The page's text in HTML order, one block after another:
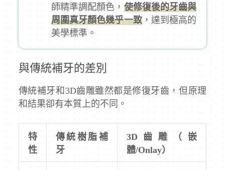
師精準調配顏色， 使修復後的牙齒與
周圍真牙顏色幾乎一致，達到極高的
美學標準。
與傳統補牙的差別
傳統補牙和3D齒雕雖然都是修復牙齒，但原理
和結果卻有本質上的不同。
特
性
傳統樹脂補
牙
3D齒雕（嵌
體/Onlay）